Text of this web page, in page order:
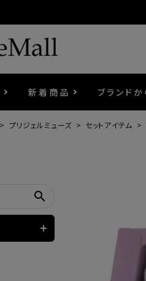
新着商品 ブランド
ファージェル
プリジェルミューズ セットアイテム
search